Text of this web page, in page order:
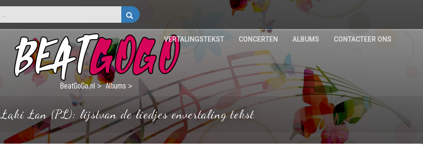
VERTALINGSTEKST CONCERTEN ALBUMS CONTACTEER ONS
BeatGoGo.nl Albums
Łan (PL): lijstvan de liedjes envertaling tekst